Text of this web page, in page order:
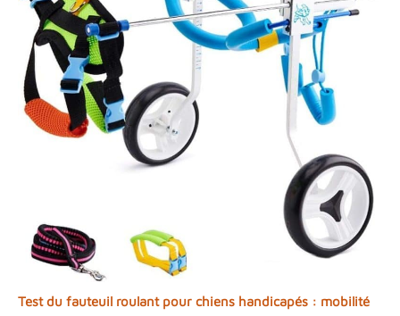
Test du fauteuil roulant pour chiens handicapés : mobilité